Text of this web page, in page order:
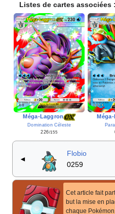
Listes de cartes associées :
Méga-Laggron
Domination Céleste
226/155
◄
Flobio
0259
Cet article fait
but la mise en
chaque